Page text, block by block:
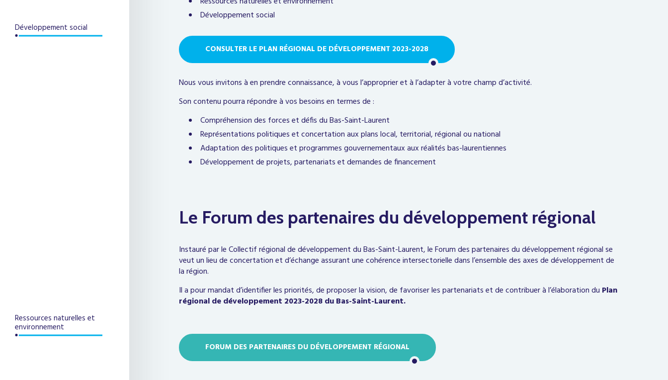
Développement social
Ressources naturelles et
environnement
Développement social
CONSULTER LE PLAN RÉGIONAL DE DÉVELOPPEMENT 2023-2028
Nous vous invitons à en prendre connaissance, à vous l’approprier et à l’adapter à votre champ d’activité.
Son contenu pourra répondre à vos besoins en termes de :
Compréhension des forces et défis du Bas-Saint-Laurent
Représentations politiques et concertation aux plans local, territorial, régional ou national
Adaptation des politiques et programmes gouvernementaux aux réalités bas-laurentiennes
Développement de projets, partenariats et demandes de financement
Le Forum des partenaires du développement régional
Instauré par le Collectif régional de développement du Bas-Saint-Laurent, le Forum des partenaires du développement régional se
veut un lieu de concertation et d’échange assurant une cohérence intersectorielle dans l’ensemble des axes de développement de
la région.
Il a pour mandat d’identifier les priorités, de proposer la vision, de favoriser les partenariats et de contribuer à l’élaboration du Plan
régional de développement 2023-2028 du Bas-Saint-Laurent.
FORUM DES PARTENAIRES DU DÉVELOPPEMENT RÉGIONAL